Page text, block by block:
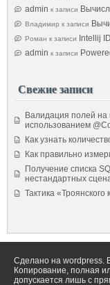
admin к записи
Владимир к записи
Роман к записи Intellij
admin к записи
Свежие записи
Валидация полей на
использованием
Как узнать
Как правильно
Получение списка
нестандартных
Тактика «Троянского
Сделано на wordpress.
Копирование, полная
допускается лишь с